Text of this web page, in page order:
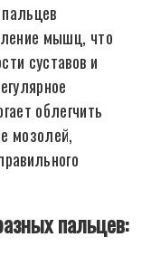
мышц, что
суставов и
облегчить
мозолей,
пальцев: